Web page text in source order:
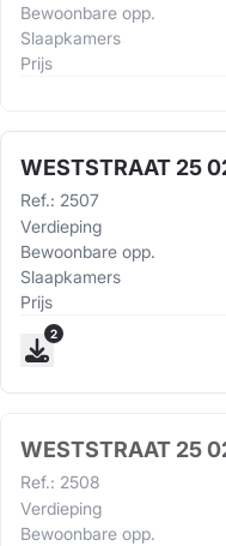
Bewoonbare opp.
Slaapkamers
Prijs
WESTSTRAAT 25
Ref.: 2507
Verdieping
Bewoonbare opp.
Slaapkamers
Prijs
2
WESTSTRAAT 25
Ref.: 2508
Verdieping
Bewoonbare opp.